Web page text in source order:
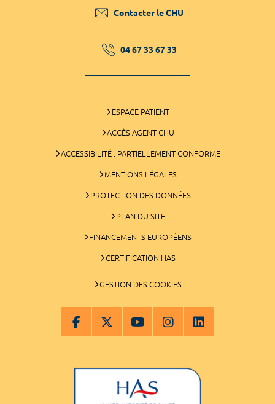
Contacter le CHU
04 67 33 67 33
ESPACE PATIENT
ACCÈS AGENT CHU
ACCESSIBILITÉ : PARTIELLEMENT CONFORME
MENTIONS LÉGALES
PROTECTION DES DONNÉES
PLAN DU SITE
FINANCEMENTS EUROPÉENS
CERTIFICATION HAS
GESTION DES COOKIES